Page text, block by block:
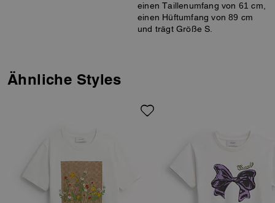
einen Taillenumfang von 61 cm,
einen Hüftumfang von 89 cm
und trägt Größe S.
Ähnliche Styles